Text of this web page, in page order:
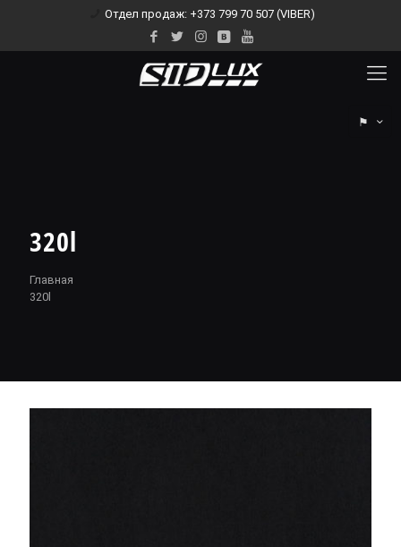
Отдел продаж: +373 799 70 507 (VIBER)
⚑
320l
Главная
320l